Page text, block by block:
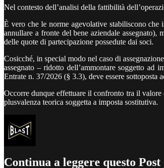
Nel contesto dell’analisi della fattibilità
È vero che le norme agevolative stabiliscono
annullare a fronte del bene aziendale
delle quote di partecipazione possedute dai soci.
Cosicché, in special modo nel caso di
assegnato – ridotto dell’ammontare soggetto ad
Entrate n. 37/2026 (§ 3.3), deve essere sottoposta
Occorre dunque effettuare il confronto tra il valore
plusvalenza teorica soggetta a imposta sostitutiva.
Continua a leggere questo